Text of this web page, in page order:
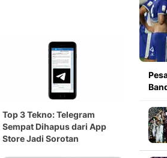
Top 3 Tekno: Telegram
Sempat Dihapus dari App
Store Jadi Sorotan